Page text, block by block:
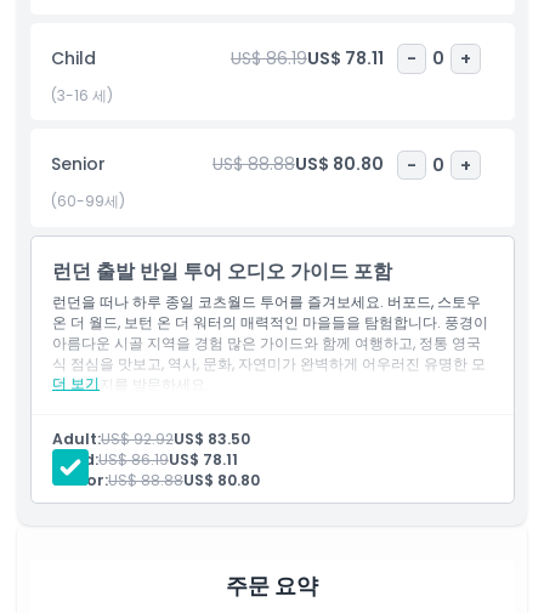
포함 사항
알아야 할 사항
위치
취소 정책
Child US$ 86.19US$ 78.11 - 0 +
(3-16 세)
Senior US$ 88.88US$ 80.80 - 0 +
(60-99세)
런던 출발 반일 투어 오디오 가이드 포함
런던을 떠나 하루 종일 코츠월드 투어를 즐겨보세요. 버포드, 스토우
온 더 월드, 보턴 온 더 워터의 매력적인 마을들을 탐험합니다. 풍경이
아름다운 시골 지역을 경험 많은 가이드와 함께 여행하고, 정통 영국
식 점심을 맛보고, 역사, 문화, 자연미가 완벽하게 어우러진 유명한 모
델 빌리지를 방문하세요.
더 보기
오전 8시 30분: 골든 투어 버스 정류장 1번에서 만나시는 장소로
이동하세요.
런던에서 코츠월드로 여행을 시작합니다.
버포드에 도착하여 역사적인 석조 주택들을 감상하세요.
강변의 매력으로 알려진 보턴 온 더 워터로 향합니다.
마을의 정교한 미니어처인 모델 빌리지를 탐험하세요.
Adult:US$ 92.92US$ 83.50
Child:US$ 86.19US$ 78.11
Senior:US$ 88.88US$ 80.80
주문 요약